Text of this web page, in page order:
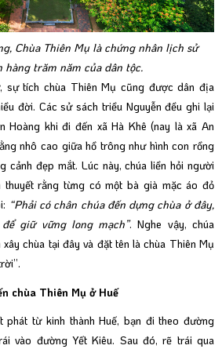
Chùa Thiên Mụ là chứng nhân lịch sử
hàng trăm năm của dân tộc.
sự tích chùa Thiên Mụ cũng được dân địa
đời. Các sử sách triều Nguyễn đều ghi lại
Hoàng khi đi đến xã Hà Khê (nay là xã An
nhô cao giữa hồ trông như hình con rồng
cảnh đẹp mắt. Lúc này, chúa liền hỏi người
thuyết rằng từng có một bà già mặc áo đỏ
“Phải có chân chúa đến dựng chùa ở đây,
giữ vững long mạch”. Nghe vậy, chúa
chùa tại đây và đặt tên là chùa Thiên Mụ
chùa Thiên Mụ ở Huế
phát từ kinh thành Huế, bạn đi theo đường
vào đường Yết Kiêu. Sau đó, rẽ trái qua